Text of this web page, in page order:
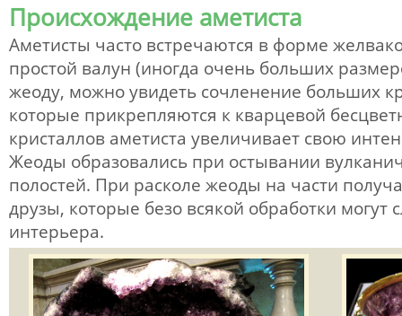
Происхождение аметиста
Аметисты часто встречаются в форме
простой валун (иногда очень больших
жеоду, можно увидеть сочленение больших
которые прикрепляются к кварцевой
кристаллов аметиста увеличивает свою
Жеоды образовались при остывании
полостей. При расколе жеоды на части
друзы, которые безо всякой обработки
интерьера.